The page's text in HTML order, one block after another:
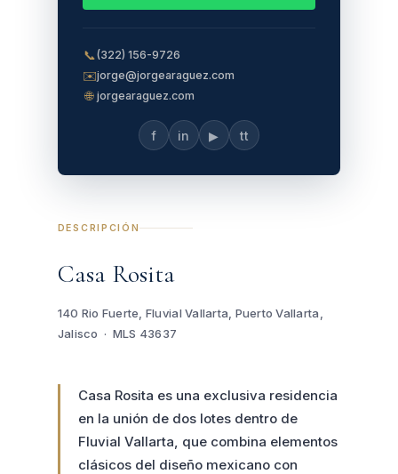
DESCRIPCIÓN
Casa Rosita
140 Rio Fuerte, Fluvial Vallarta, Puerto Vallarta,
Jalisco · MLS 43637
Casa Rosita es una exclusiva residencia
en la unión de dos lotes dentro de
Fluvial Vallarta, que combina elementos
clásicos del diseño mexicano con
📞(322) 156-9726
✉️jorge@jorgearaguez.com
🌐 jorgearaguez.com
f in ▶ tt